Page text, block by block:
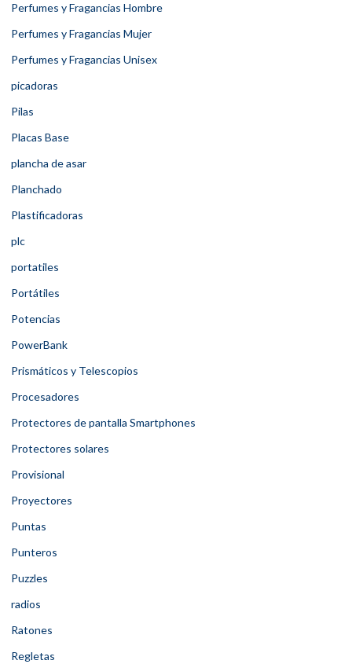
Perfumes y Fragancias Hombre
Perfumes y Fragancias Mujer
Perfumes y Fragancias Unisex
picadoras
Pilas
Placas Base
plancha de asar
Planchado
Plastificadoras
plc
portatiles
Portátiles
Potencias
PowerBank
Prismáticos y Telescopios
Procesadores
Protectores de pantalla Smartphones
Protectores solares
Provisional
Proyectores
Puntas
Punteros
Puzzles
radios
Ratones
Regletas